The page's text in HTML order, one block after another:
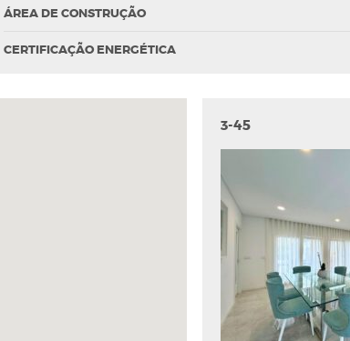
ÁREA DE CONSTRUÇÃO
CERTIFICAÇÃO ENERGÉTICA
3-45